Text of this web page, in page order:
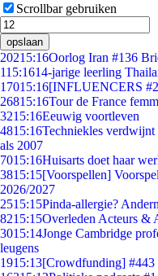
Scrollbar gebruiken
opslaan
20215:16Oorlog Iran #136
115:1614-jarige leerling
17015:16[INFLUENCERS
26815:16Tour de France
3215:16Eeuwig voortleven
4815:16Techniekles
als 2007
7015:16Huisarts doet haar
3815:15[Voorspellen]
2026/2027
2515:15Pinda-allergie?
8215:15Overleden Acteurs &
3015:14Jonge Cambridge
leugens
1915:13[Crowdfunding] #443